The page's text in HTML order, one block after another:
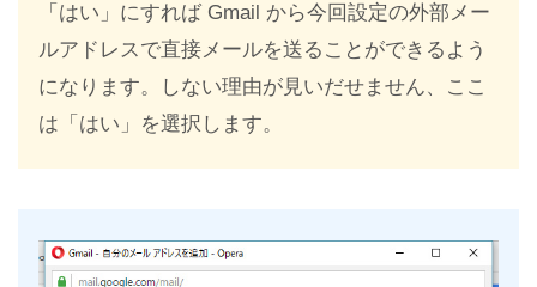
「はい」にすれば Gmail から今回設定の外部メー
ルアドレスで直接メールを送ることができるよう
になります。しない理由が見いだせません、ここ
は「はい」を選択します。